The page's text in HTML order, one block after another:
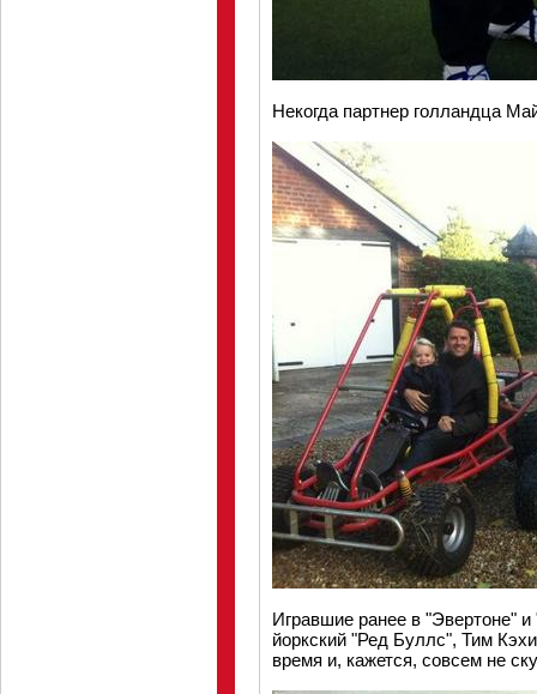
Некогда партнер голландца
Игравшие ранее в "Эвертоне"
йоркский "Ред Буллс", Тим
время и, кажется, совсем не